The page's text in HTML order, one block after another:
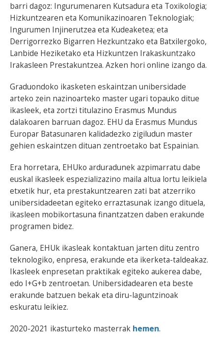
barri dagoz: Ingurumenaren Kutsadura eta Toxikologia;
Hizkuntzearen eta Komunikazinoaren Teknologiak;
Ingurumen Injinerutzea eta Kudeaketea; eta
Derrigorrezko Bigarren Hezkuntzako eta Batxilergoko,
Lanbide Heziketako eta Hizkuntzen Irakaskuntzako
Irakasleen Prestakuntzea. Azken hori online izango da.
Graduondoko ikasketen eskaintzan unibersidade
arteko zein nazinoarteko master ugari topauko ditue
ikasleek, eta zortzi titulazino Erasmus Mundus
dalakoaren barruan dagoz. EHU da Erasmus Mundus
Europar Batasunaren kalidadezko zigiludun master
gehien eskaintzen dituan zentroetako bat Espainian.
Era horretara, EHUko arduradunek azpimarratu dabe
euskal ikasleek espezializazino maila altua lortu leikiela
etxetik hur, eta prestakuntzearen zati bat atzerriko
unibersidadeetan egiteko erraztasunak izango dituela,
ikasleen mobikortasuna finantzatzen daben erakunde
programen bidez.
Ganera, EHUk ikasleak kontaktuan jarten ditu zentro
teknologiko, enpresa, erakunde eta ikerketa-taldeakaz.
Ikasleek enpresetan praktikak egiteko aukerea dabe,
edo I+G+b zentroetan. Unibersidadearen eta beste
erakunde batzuen bekak eta diru-laguntzinoak
eskuratu leikiez.
2020-2021 ikasturteko masterrak hemen.